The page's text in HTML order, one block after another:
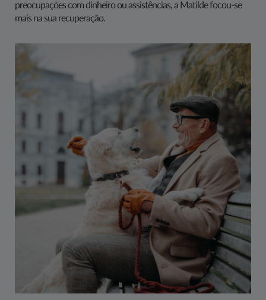
preocupações com dinheiro ou assistências, a Matilde focou-se
mais na sua recuperação.